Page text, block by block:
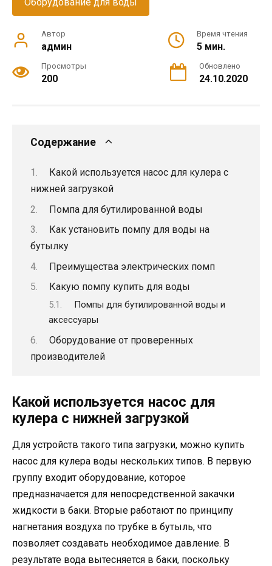
Автор
админ
Время чтения
5 мин.
Просмотры
200
Обновлено
24.10.2020
Содержание
Какой используется насос для кулера с
нижней загрузкой
Помпа для бутилированной воды
Как установить помпу для воды на
бутылку
Преимущества электрических помп
Какую помпу купить для воды
Помпы для бутилированной воды и
аксессуары
Оборудование от проверенных
производителей
Какой используется насос для
кулера с нижней загрузкой
Для устройств такого типа загрузки, можно купить
насос для кулера воды нескольких типов. В первую
группу входит оборудование, которое
предназначается для непосредственной закачки
жидкости в баки. Вторые работают по принципу
нагнетания воздуха по трубке в бутыль, что
позволяет создавать необходимое давление. В
результате вода вытесняется в баки, поскольку